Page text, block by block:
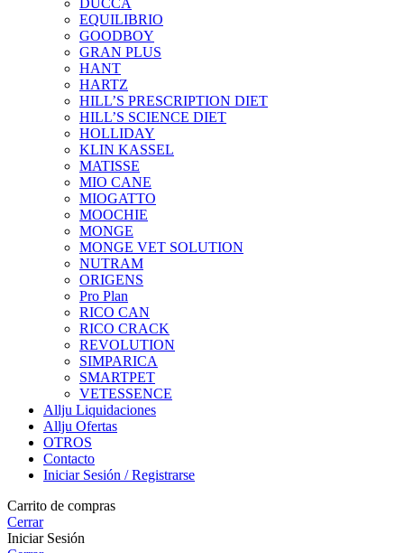
EQUILIBRIO
GOODBOY
GRAN PLUS
HANT
HARTZ
HILL’S PRESCRIPTION DIET
HILL’S SCIENCE DIET
HOLLIDAY
KLIN KASSEL
MATISSE
MIO CANE
MIOGATTO
MOOCHIE
MONGE
MONGE VET SOLUTION
NUTRAM
ORIGENS
Pro Plan
RICO CAN
RICO CRACK
REVOLUTION
SIMPARICA
SMARTPET
VETESSENCE
Allju Liquidaciones
Allju Ofertas
OTROS
Contacto
Iniciar Sesión / Registrarse
Carrito de compras
Cerrar
Iniciar Sesión